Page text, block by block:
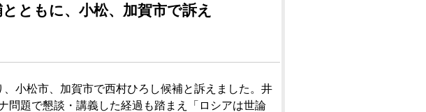
ともに、小松、加賀市で訴え
小松市、加賀市で西村ひろし候補と訴えました。井
問題で懇談・講義した経過も踏まえ「ロシアは世論